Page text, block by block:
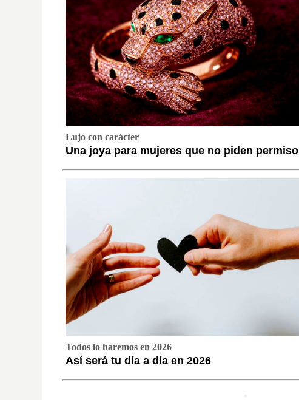
Lujo con carácter
Una joya para mujeres que no piden permiso
Todos lo haremos en 2026
Así será tu día a día en 2026